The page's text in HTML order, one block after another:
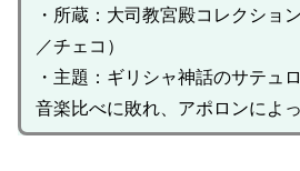
・所蔵：大司教宮殿コレクショ
／チェコ）
・主題：ギリシャ神話のサテュ
音楽比べに敗れ、アポロンによ